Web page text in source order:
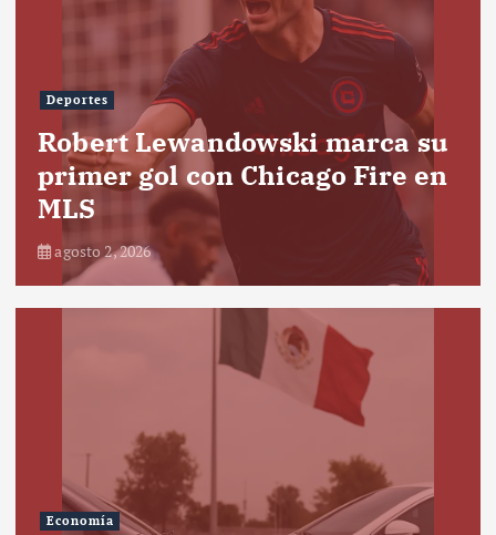
Deportes
Robert Lewandowski marca su
primer gol con Chicago Fire en
MLS
agosto 2, 2026
Economía